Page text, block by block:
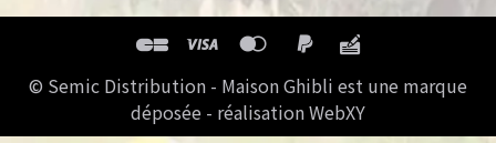
© Semic Distribution - Maison Ghibli est une marque
déposée - réalisation WebXY